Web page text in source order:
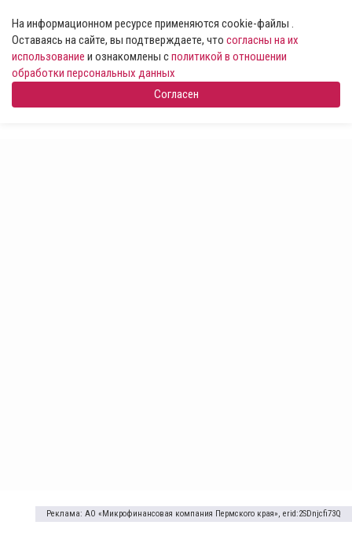
На информационном ресурсе применяются cookie-файлы .
Оставаясь на сайте, вы подтверждаете, что согласны на их
использование и ознакомлены сполитикой в отношении
обработки персональных данных
Согласен
Реклама: АО «Микрофинансовая компания Пермского края», erid:2SDnjcfi73Q